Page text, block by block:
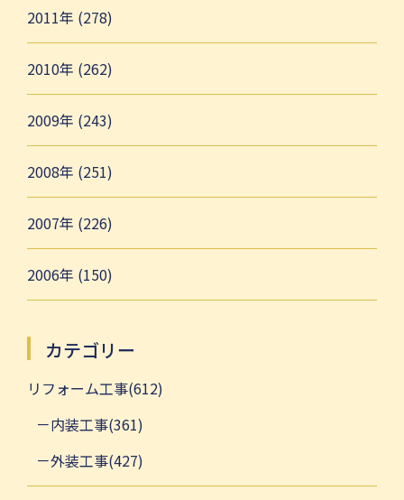
2011年 (278)
2010年 (262)
2009年 (243)
2008年 (251)
2007年 (226)
2006年 (150)
カテゴリー
リフォーム工事(612)
内装工事(361)
外装工事(427)